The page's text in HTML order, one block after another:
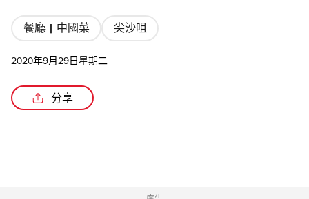
餐廳 | 中國菜 尖沙咀
2020年9月29日星期二
分享